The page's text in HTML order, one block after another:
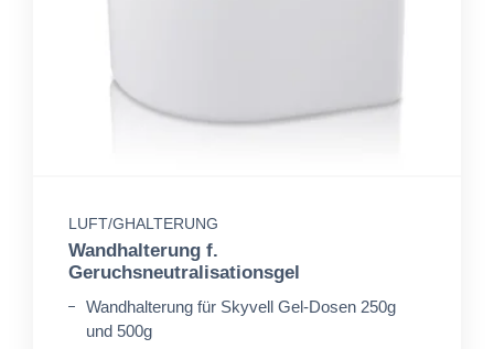
LUFT/GHALTERUNG
Wandhalterung f.
Geruchsneutralisationsgel
Wandhalterung für Skyvell Gel-Dosen 250g
und 500g